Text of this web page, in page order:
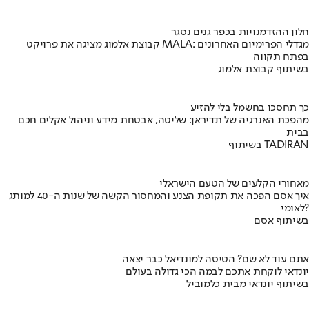
חלון ההזדמנויות בכפר גנים נסגר
קבוצת אלמוג מציגה את פרויקט MALA: מגדלי הפרימיום האחרונים
בפתח תקווה
בשיתוף קבוצת אלמוג
כך תחסכו בחשמל בלי להזיע
מהפכת האנרגיה של תדיראן: שליטה, אבטחת מידע וניהול אקלים חכם
בבית
בשיתוף TADIRAN
מאחורי הקלעים של הטעם הישראלי
איך אסם הפכה את תקופת הצנע והמחסור הקשה של שנות ה-40 למותג
לאומי?
בשיתוף אסם
אתם עוד לא שם? הטיסה למונדיאל כבר יצאה
יונדאי לוקחת אתכם לבמה הכי גדולה בעולם
בשיתוף יונדאי מבית כלמוביל